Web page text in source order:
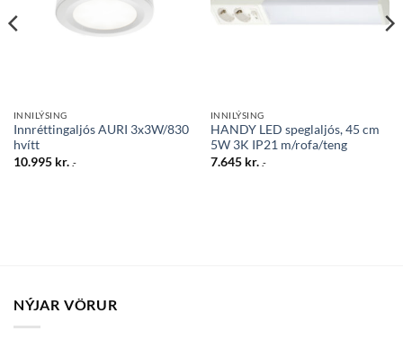
INNILÝSING
Innréttingaljós AURI 3x3W/830
hvítt
10.995 kr. .-
INNILÝSING
HANDY LED speglaljós, 45 cm
5W 3K IP21 m/rofa/teng
7.645 kr. .-
NÝJAR VÖRUR